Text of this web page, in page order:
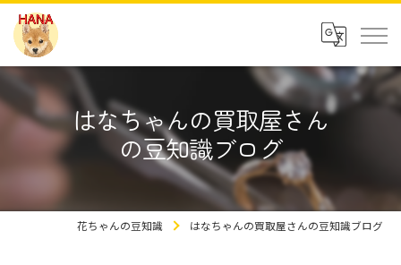
はなちゃんの買取屋さん
の豆知識ブログ
花ちゃんの豆知識 はなちゃんの買取屋さんの豆知識ブログ